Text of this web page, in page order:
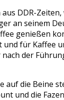
DDR-
an seinem
genießen
für Kaffee
der
auf die Beine
und die